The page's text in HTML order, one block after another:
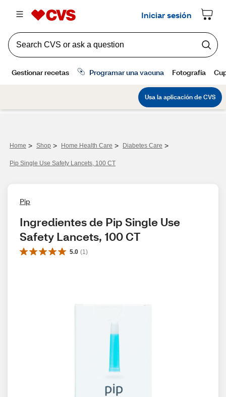
Home > Shop > Home Health Care > Diabetes Care >
Pip Single Use Safety Lancets, 100 CT
Pip
Ingredientes de Pip Single Use
Safety Lancets, 100 CT
5.0 (1 )